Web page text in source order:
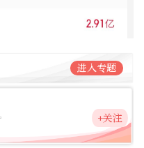
进入专题
+关注